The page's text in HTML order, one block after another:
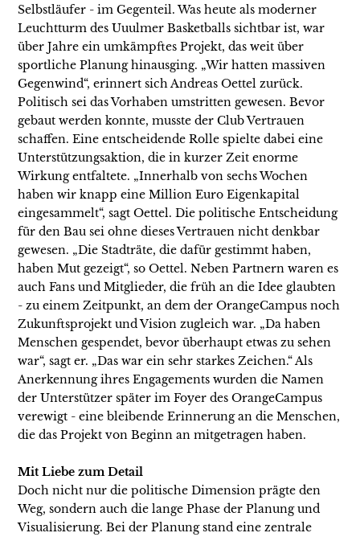
Selbstläufer - im Gegenteil. Was heute als moderner
Leuchtturm des Uuulmer Basketballs sichtbar ist, war
über Jahre ein umkämpftes Projekt, das weit über
sportliche Planung hinausging. „Wir hatten massiven
Gegenwind“, erinnert sich Andreas Oettel zurück.
Politisch sei das Vorhaben umstritten gewesen. Bevor
gebaut werden konnte, musste der Club Vertrauen
schaffen. Eine entscheidende Rolle spielte dabei eine
Unterstützungsaktion, die in kurzer Zeit enorme
Wirkung entfaltete. „Innerhalb von sechs Wochen
haben wir knapp eine Million Euro Eigenkapital
eingesammelt“, sagt Oettel. Die politische Entscheidung
für den Bau sei ohne dieses Vertrauen nicht denkbar
gewesen. „Die Stadträte, die dafür gestimmt haben,
haben Mut gezeigt“, so Oettel. Neben Partnern waren es
auch Fans und Mitglieder, die früh an die Idee glaubten
- zu einem Zeitpunkt, an dem der OrangeCampus noch
Zukunftsprojekt und Vision zugleich war. „Da haben
Menschen gespendet, bevor überhaupt etwas zu sehen
war“, sagt er. „Das war ein sehr starkes Zeichen.“ Als
Anerkennung ihres Engagements wurden die Namen
der Unterstützer später im Foyer des OrangeCampus
verewigt - eine bleibende Erinnerung an die Menschen,
die das Projekt von Beginn an mitgetragen haben.
Mit Liebe zum Detail
Doch nicht nur die politische Dimension prägte den
Weg, sondern auch die lange Phase der Planung und
Visualisierung. Bei der Planung stand eine zentrale